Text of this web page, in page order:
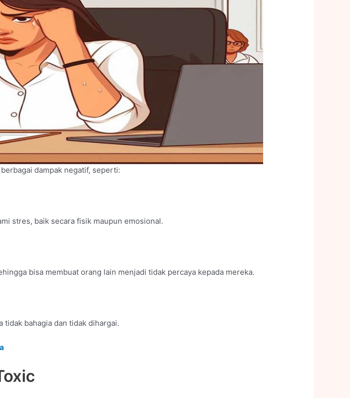
dampak negatif, seperti:
stres, baik secara fisik maupun emosional.
bisa membuat orang lain menjadi tidak percaya kepada mereka.
tidak bahagia dan tidak dihargai.